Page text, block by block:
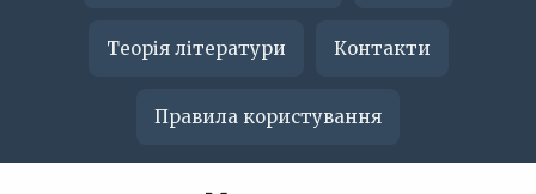
Теорія літератури Контакти
Правила користування